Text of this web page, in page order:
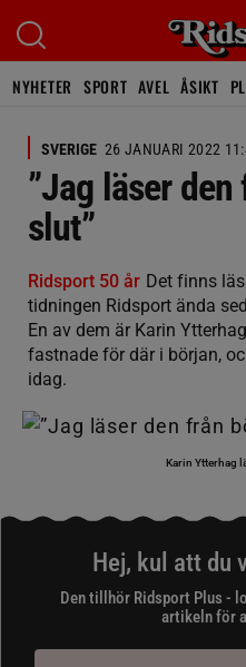
NYHETER SPORT AVEL ÅSIKT
SVERIGE 26 JANUARI 2022
”Jag läser den
slut”
Ridsport 50 år Det finns
tidningen Ridsport ända
En av dem är Karin
fastnade för där i början,
idag.
Karin Ytterhag
Hej, kul att du
Den tillhör Ridsport Plus -
artikeln för